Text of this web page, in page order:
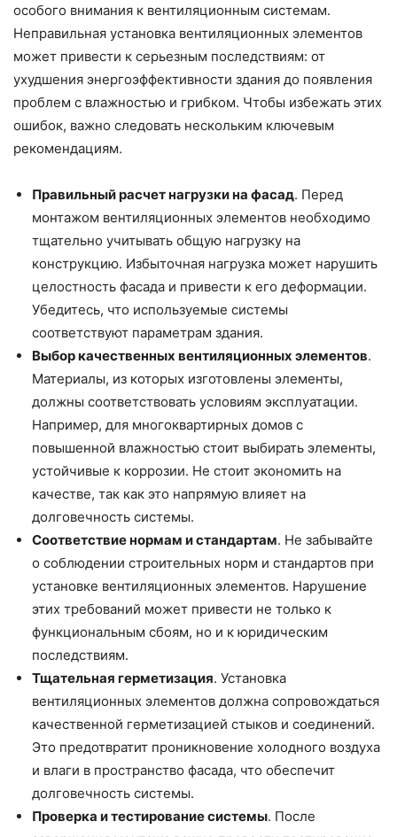
особого внимания к вентиляционным системам.
Неправильная установка вентиляционных элементов
может привести к серьезным последствиям: от
ухудшения энергоэффективности здания до появления
проблем с влажностью и грибком. Чтобы избежать этих
ошибок, важно следовать нескольким ключевым
рекомендациям.
Правильный расчет нагрузки на фасад. Перед
монтажом вентиляционных элементов необходимо
тщательно учитывать общую нагрузку на
конструкцию. Избыточная нагрузка может нарушить
целостность фасада и привести к его деформации.
Убедитесь, что используемые системы
соответствуют параметрам здания.
Выбор качественных вентиляционных элементов.
Материалы, из которых изготовлены элементы,
должны соответствовать условиям эксплуатации.
Например, для многоквартирных домов с
повышенной влажностью стоит выбирать элементы,
устойчивые к коррозии. Не стоит экономить на
качестве, так как это напрямую влияет на
долговечность системы.
Соответствие нормам и стандартам. Не забывайте
о соблюдении строительных норм и стандартов при
установке вентиляционных элементов. Нарушение
этих требований может привести не только к
функциональным сбоям, но и к юридическим
последствиям.
Тщательная герметизация. Установка
вентиляционных элементов должна сопровождаться
качественной герметизацией стыков и соединений.
Это предотвратит проникновение холодного воздуха
и влаги в пространство фасада, что обеспечит
долговечность системы.
Проверка и тестирование системы. После